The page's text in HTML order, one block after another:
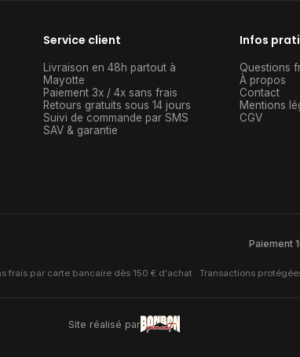
Service client
Livraison en 48h partout à
Mayotte
Paiement 3x / 4x sans frais
Retours gratuits sous 14 jours
Suivi de commande par SMS
SAV & garantie
Infos
Questions
À propos
Contact
Mentions
CGV
Paiement
par carte bancaire dès 150 € d'achat · Transactions
Site réalisé par